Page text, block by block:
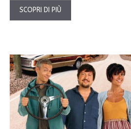
SCOPRI DI PIÙ